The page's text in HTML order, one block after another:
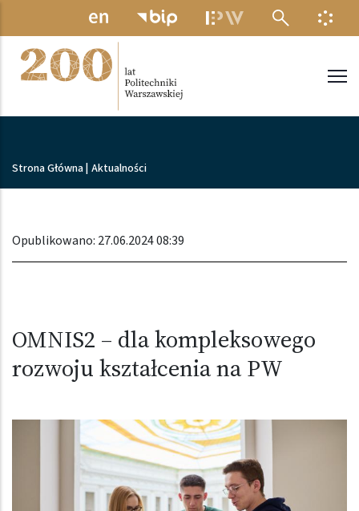
Przejdź do treści
MENU
Ścieżka nawigacyjna
Strona Główna Aktualności
Opublikowano: 27.06.2024 08:39
OMNIS2 – dla kompleksowego
rozwoju kształcenia na PW